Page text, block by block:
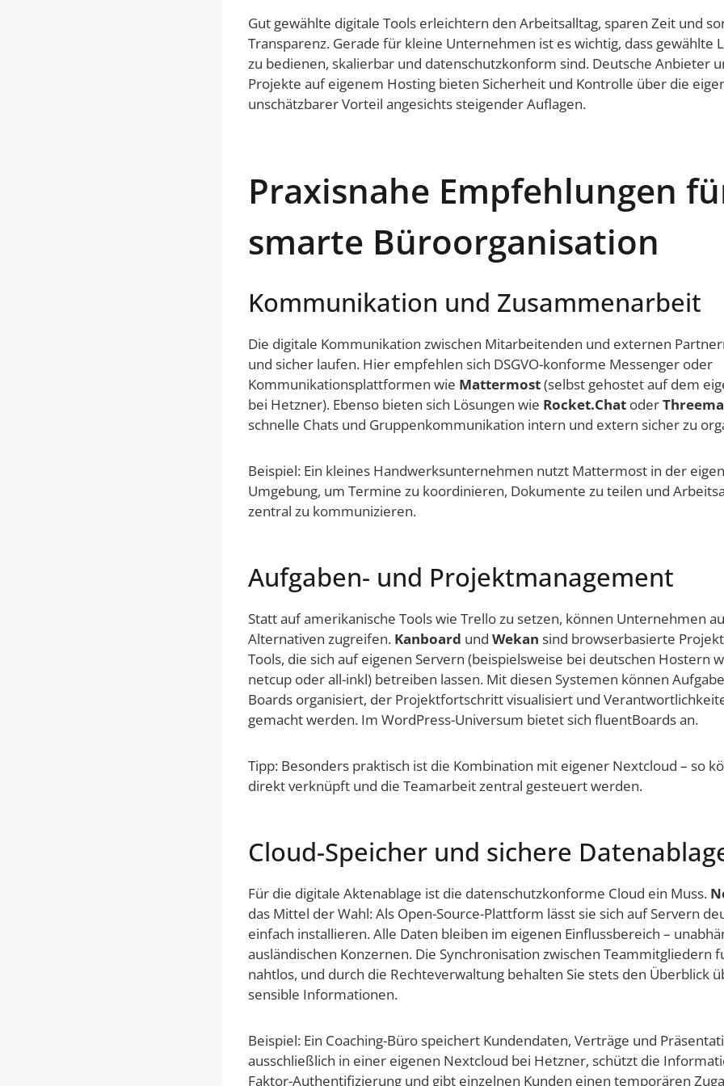
Gut gewählte digitale Tools erleichtern den Arbeitsalltag, sparen Zeit und
Transparenz. Gerade für kleine Unternehmen ist es wichtig, dass gewählte
zu bedienen, skalierbar und datenschutzkonform sind. Deutsche Anbieter
Projekte auf eigenem Hosting bieten Sicherheit und Kontrolle über die
unschätzbarer Vorteil angesichts steigender Auflagen.
Praxisnahe Empfehlungen
smarte Büroorganisation
Kommunikation und Zusammenarbeit
Die digitale Kommunikation zwischen Mitarbeitenden und externen
und sicher laufen. Hier empfehlen sich DSGVO-konforme Messenger oder
Kommunikationsplattformen wie Mattermost(selbst gehostet auf dem
bei Hetzner). Ebenso bieten sich Lösungen wie Rocket.Chat oder
schnelle Chats und Gruppenkommunikation intern und extern sicher zu
Beispiel: Ein kleines Handwerksunternehmen nutzt Mattermost in der
Umgebung, um Termine zu koordinieren, Dokumente zu teilen und
zentral zu kommunizieren.
Aufgaben- und Projektmanagement
Statt auf amerikanische Tools wie Trello zu setzen, können Unternehmen
Alternativen zugreifen. Kanboard und Wekan sind browserbasierte
Tools, die sich auf eigenen Servern (beispielsweise bei deutschen Hostern
netcup oder all-inkl) betreiben lassen. Mit diesen Systemen können
Boards organisiert, der Projektfortschritt visualisiert und
gemacht werden. Im WordPress-Universum bietet sich fluentBoards an.
Tipp: Besonders praktisch ist die Kombination mit eigener Nextcloud – so
direkt verknüpft und die Teamarbeit zentral gesteuert werden.
Cloud-Speicher und sichere
Für die digitale Aktenablage ist die datenschutzkonforme Cloud ein Muss.
das Mittel der Wahl: Als Open-Source-Plattform lässt sie sich auf Servern
einfach installieren. Alle Daten bleiben im eigenen Einflussbereich –
ausländischen Konzernen. Die Synchronisation zwischen Teammitgliedern
nahtlos, und durch die Rechteverwaltung behalten Sie stets den Überblick
sensible Informationen.
Beispiel: Ein Coaching-Büro speichert Kundendaten, Verträge und
ausschließlich in einer eigenen Nextcloud bei Hetzner, schützt die
Faktor-Authentifizierung und gibt einzelnen Kunden einen temporären